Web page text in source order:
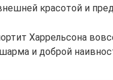
красотой и
Харрельсона
и доброй